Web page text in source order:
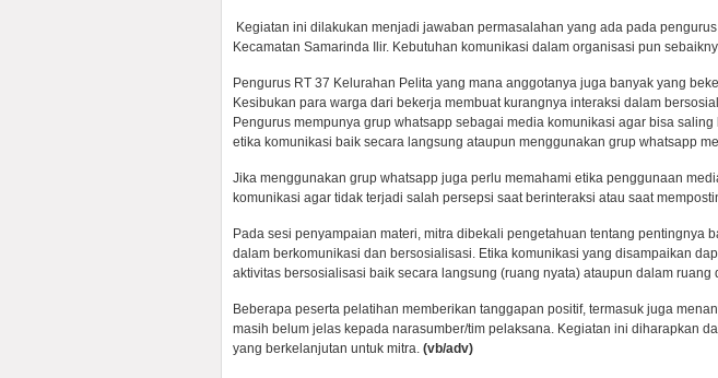
Kegiatan ini dilakukan menjadi jawaban permasalahan yang ada pada
Kecamatan Samarinda Ilir. Kebutuhan komunikasi dalam organisasi pun
Pengurus RT 37 Kelurahan Pelita yang mana anggotanya juga banyak yang
Kesibukan para warga dari bekerja membuat kurangnya interaksi dalam
Pengurus mempunya grup whatsapp sebagai media komunikasi agar bisa
etika komunikasi baik secara langsung ataupun menggunakan grup whatsapp
Jika menggunakan grup whatsapp juga perlu memahami etika penggunaan
komunikasi agar tidak terjadi salah persepsi saat berinteraksi atau saat
Pada sesi penyampaian materi, mitra dibekali pengetahuan tentang pentingnya
dalam berkomunikasi dan bersosialisasi. Etika komunikasi yang disampaikan
aktivitas bersosialisasi baik secara langsung (ruang nyata) ataupun dalam ruang
Beberapa peserta pelatihan memberikan tanggapan positif, termasuk juga
masih belum jelas kepada narasumber/tim pelaksana. Kegiatan ini diharapkan
yang berkelanjutan untuk mitra. (vb/adv)